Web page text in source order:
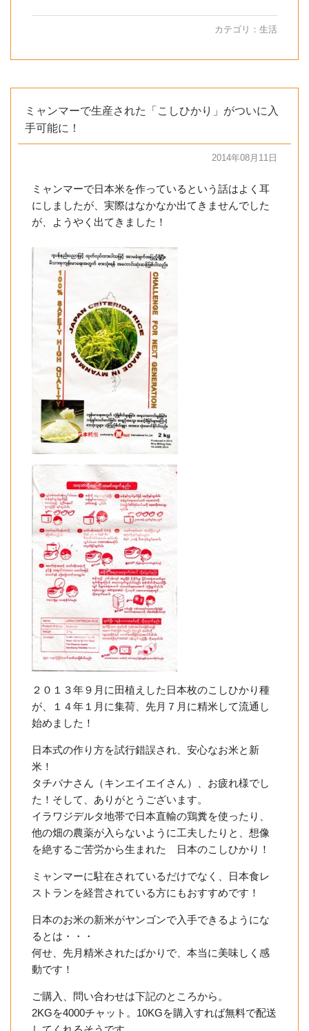
カテゴリ： 生活
ミャンマーで生産された「こしひかり」がついに入
手可能に！
2014年08月11日
ミャンマーで日本米を作っているという話はよく耳
にしましたが、実際はなかなか出てきませんでした
が、ようやく出てきました！
２０１３年９月に田植えした日本枚のこしひかり種
が、１４年１月に集荷、先月７月に精米して流通し
始めました！
日本式の作り方を試行錯誤され、安心なお米と新
米！
タチバナさん（キンエイエイさん）、お疲れ様でし
た！そして、ありがとうございます。
イラワジデルタ地帯で日本直輸の鶏糞を使ったり、
他の畑の農薬が入らないように工夫したりと、想像
を絶するご苦労から生まれた 日本のこしひかり！
ミャンマーに駐在されているだけでなく、日本食レ
ストランを経営されている方にもおすすめです！
日本のお米の新米がヤンゴンで入手できるようにな
るとは・・・
何せ、先月精米されたばかりで、本当に美味しく感
動です！
ご購入、問い合わせは下記のところから。
2KGを4000チャット。10KGを購入すれば無料で配送